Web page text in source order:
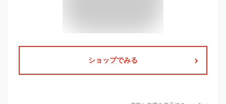
ショップでみる